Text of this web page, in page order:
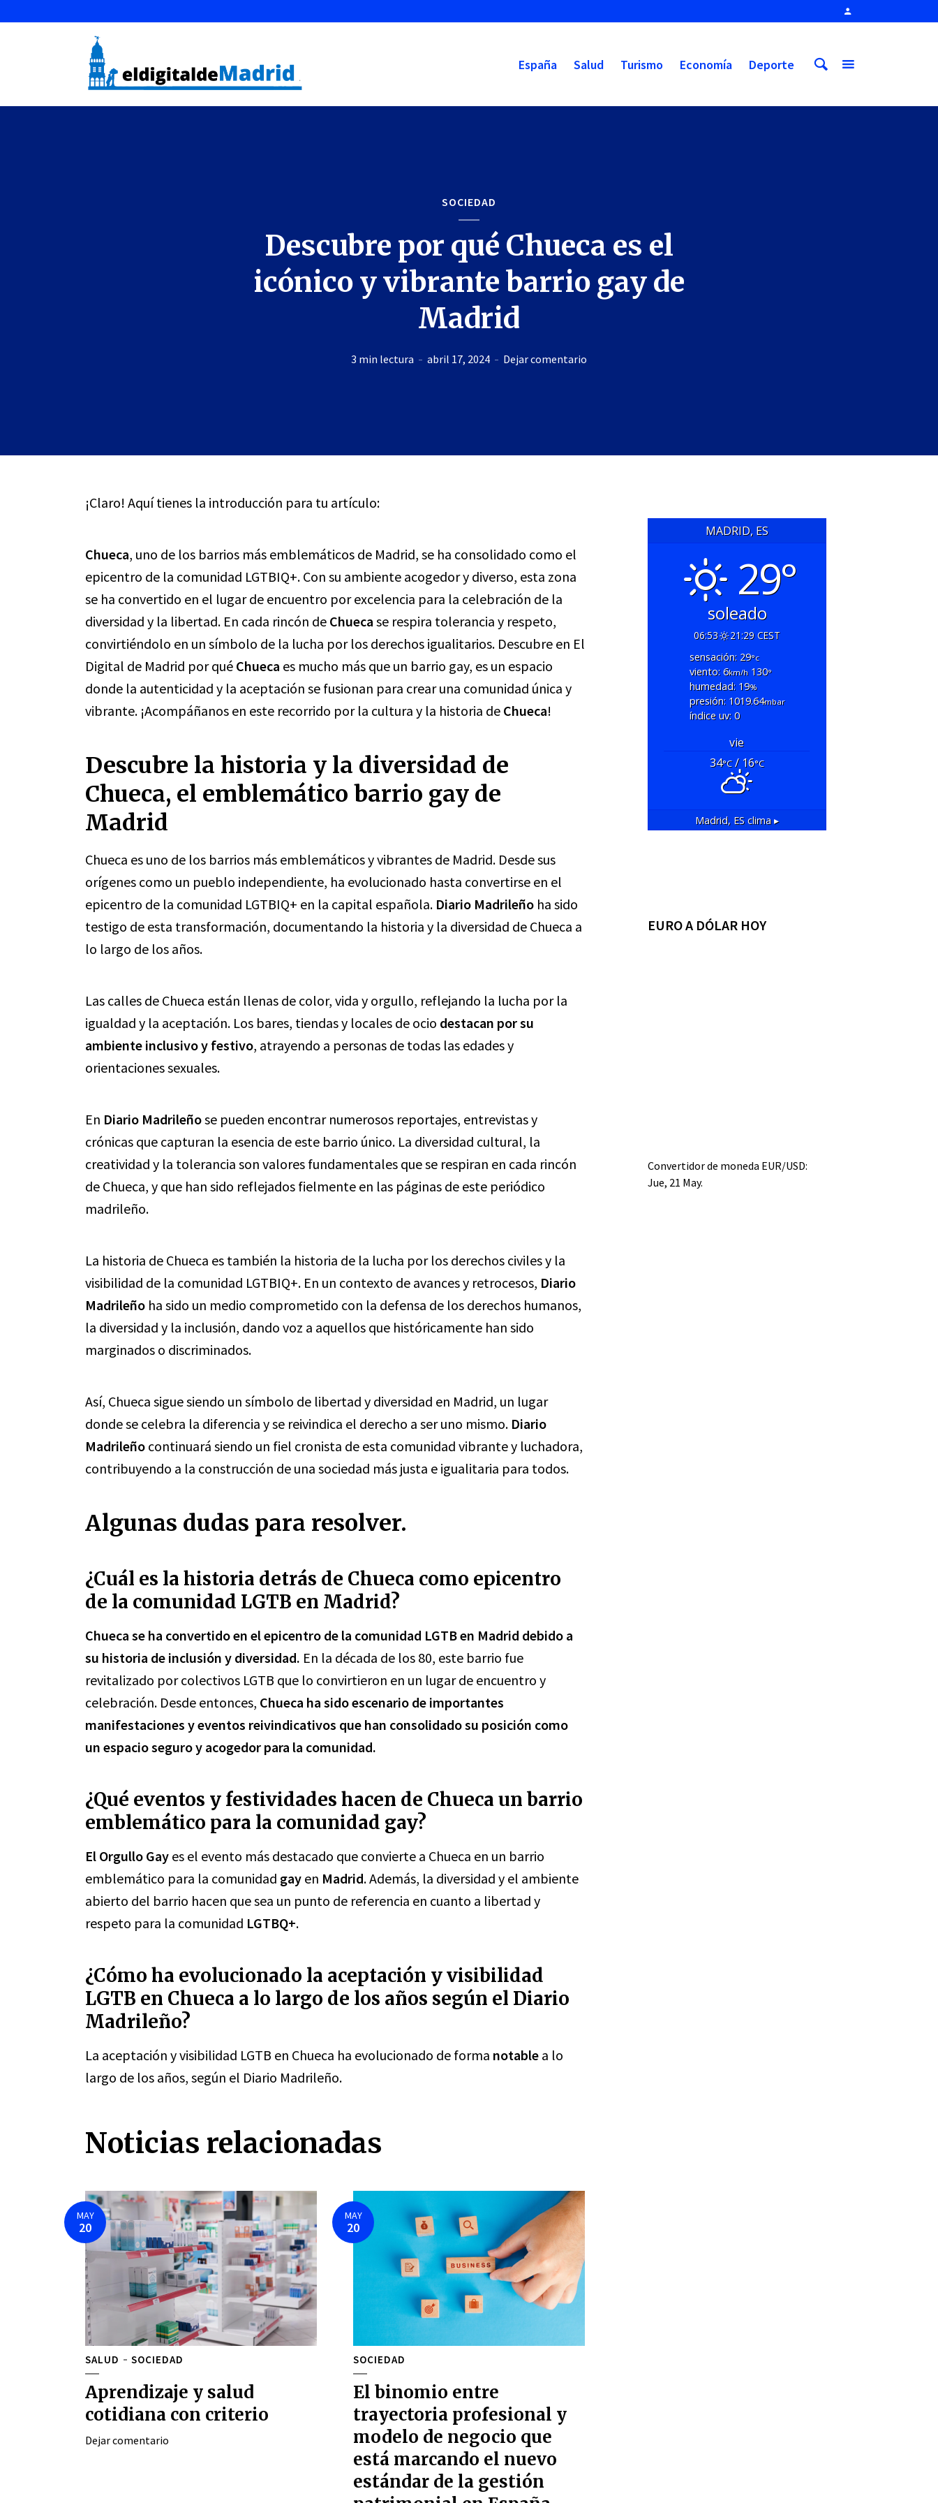
España Salud Turismo Economía Deporte
SOCIEDAD
Descubre por qué Chueca es el
icónico y vibrante barrio gay de
Madrid
3 min lectura abril 17, 2024 Dejar comentario
¡Claro! Aquí tienes la introducción para tu artículo:
Chueca, uno de los barrios más emblemáticos de Madrid, se ha consolidado como el
epicentro de la comunidad LGTBIQ+. Con su ambiente acogedor y diverso, esta zona
se ha convertido en el lugar de encuentro por excelencia para la celebración de la
diversidad y la libertad. En cada rincón de Chueca se respira tolerancia y respeto,
convirtiéndolo en un símbolo de la lucha por los derechos igualitarios. Descubre en El
Digital de Madrid por qué Chueca es mucho más que un barrio gay, es un espacio
donde la autenticidad y la aceptación se fusionan para crear una comunidad única y
vibrante. ¡Acompáñanos en este recorrido por la cultura y la historia de Chueca!
Descubre la historia y la diversidad de
Chueca, el emblemático barrio gay de
Madrid
Chueca es uno de los barrios más emblemáticos y vibrantes de Madrid. Desde sus
orígenes como un pueblo independiente, ha evolucionado hasta convertirse en el
epicentro de la comunidad LGTBIQ+ en la capital española. Diario Madrileño ha sido
testigo de esta transformación, documentando la historia y la diversidad de Chueca a
lo largo de los años.
Las calles de Chueca están llenas de color, vida y orgullo, reflejando la lucha por la
igualdad y la aceptación. Los bares, tiendas y locales de ocio destacan por su
ambiente inclusivo y festivo, atrayendo a personas de todas las edades y
orientaciones sexuales.
En Diario Madrileñose pueden encontrar numerosos reportajes, entrevistas y
crónicas que capturan la esencia de este barrio único. La diversidad cultural, la
creatividad y la tolerancia son valores fundamentales que se respiran en cada rincón
de Chueca, y que han sido reflejados fielmente en las páginas de este periódico
madrileño.
La historia de Chueca es también la historia de la lucha por los derechos civiles y la
visibilidad de la comunidad LGTBIQ+. En un contexto de avances y retrocesos, Diario
Madrileño ha sido un medio comprometido con la defensa de los derechos humanos,
la diversidad y la inclusión, dando voz a aquellos que históricamente han sido
marginados o discriminados.
Así, Chueca sigue siendo un símbolo de libertad y diversidad en Madrid, un lugar
donde se celebra la diferencia y se reivindica el derecho a ser uno mismo. Diario
Madrileño continuará siendo un fiel cronista de esta comunidad vibrante y luchadora,
contribuyendo a la construcción de una sociedad más justa e igualitaria para todos.
Algunas dudas para resolver.
¿Cuál es la historia detrás de Chueca como epicentro
de la comunidad LGTB en Madrid?
Chueca se ha convertido en el epicentro de la comunidad LGTB en Madrid debido a
su historia de inclusión y diversidad. En la década de los 80, este barrio fue
revitalizado por colectivos LGTB que lo convirtieron en un lugar de encuentro y
celebración. Desde entonces, Chueca ha sido escenario de importantes
manifestaciones y eventos reivindicativos que han consolidado su posición como
un espacio seguro y acogedor para la comunidad.
¿Qué eventos y festividades hacen de Chueca un barrio
emblemático para la comunidad gay?
El Orgullo Gay es el evento más destacado que convierte a Chueca en un barrio
emblemático para la comunidad gay en Madrid. Además, la diversidad y el ambiente
abierto del barrio hacen que sea un punto de referencia en cuanto a libertad y
respeto para la comunidad LGTBQ+.
¿Cómo ha evolucionado la aceptación y visibilidad
LGTB en Chueca a lo largo de los años según el Diario
Madrileño?
La aceptación y visibilidad LGTB en Chueca ha evolucionado de forma notable a lo
largo de los años, según el Diario Madrileño.
Noticias relacionadas
MAY
20
SALUD SOCIEDAD
Aprendizaje y salud
cotidiana con criterio
Dejar comentario
MAY
20
SOCIEDAD
El binomio entre
trayectoria profesional y
modelo de negocio que
está marcando el nuevo
estándar de la gestión
MADRID, ES
29°
soleado
06:53
21:29 CEST
sensación: 29°c
viento: 6km/h130°
humedad: 19%
presión: 1019.64mbar
índice uv: 0
vie
34°C/ 16°C
Madrid, ES clima ▸
EURO A DÓLAR HOY
Convertidor de moneda EUR/USD:
Jue, 21 May.